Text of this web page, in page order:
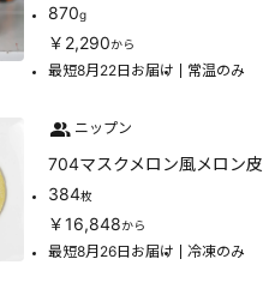
870g
￥2,290から
最短8月22日お届け 常温のみ
ニップン
704マスクメロン風メロン皮
384枚
￥16,848から
最短8月26日お届け 冷凍のみ